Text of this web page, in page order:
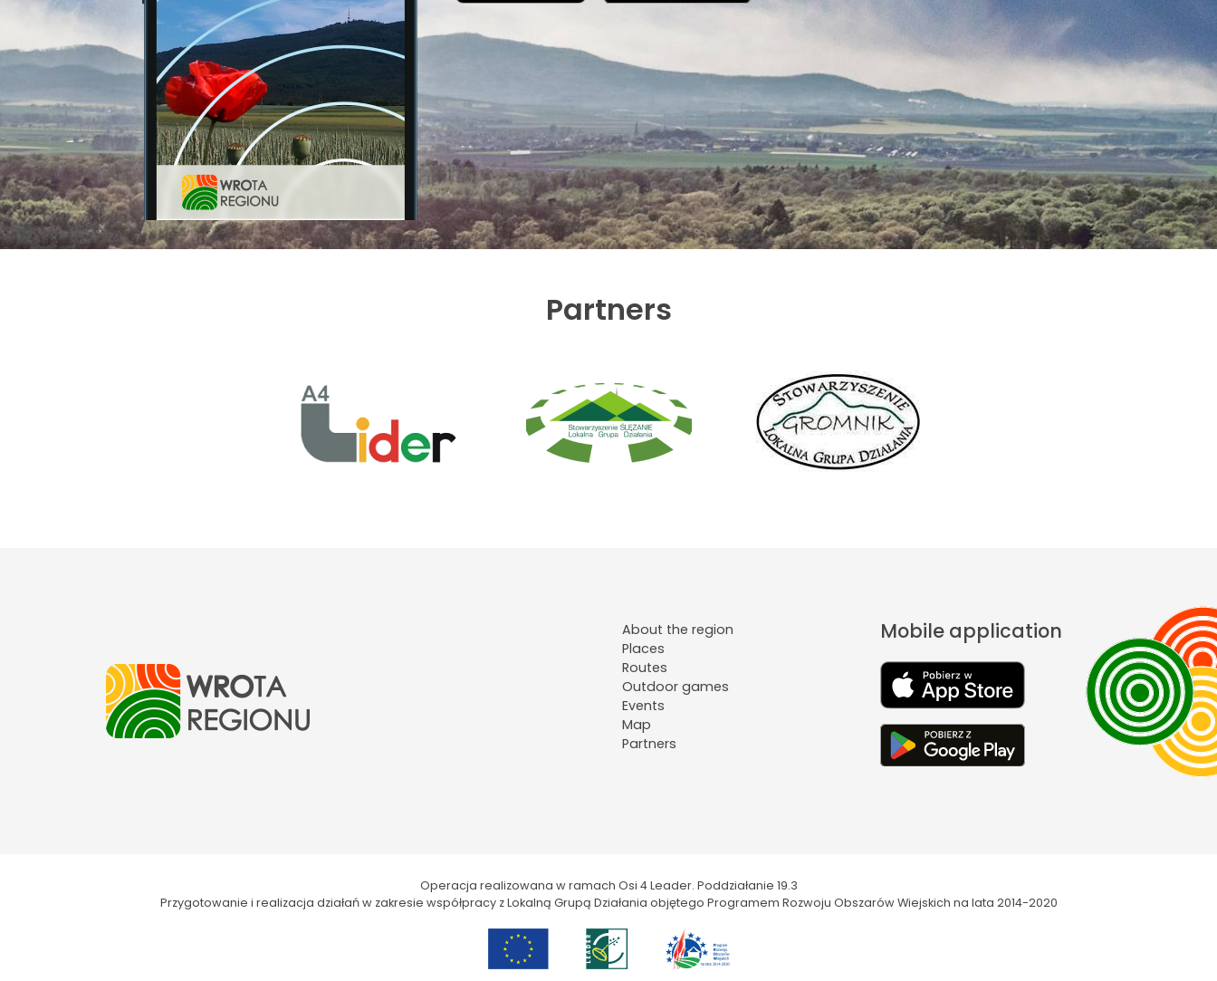
Partners
About the region
Places
Routes
Outdoor games
Events
Map
Partners
Mobile application
Operacja realizowana w ramach Osi 4 Leader. Poddziałanie 19.3
Przygotowanie i realizacja działań w zakresie współpracy z Lokalną Grupą Działania objętego Programem Rozwoju Obszarów Wiejskich na lata 2014-2020